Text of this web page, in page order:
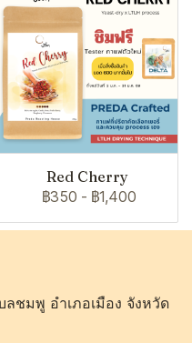
Red Cherry
฿350 - ฿1,400
ชมพู อำเภอเมือง จังหวัด